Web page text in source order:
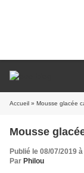
Accueil » Mousse glacée
Mousse
Publié le 08/07/2019
Par Philou